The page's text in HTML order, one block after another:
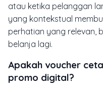
atau ketika pelanggan
yang kontekstual
perhatian yang relevan,
belanja lagi.
Apakah voucher
promo digital?